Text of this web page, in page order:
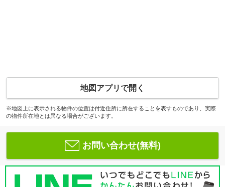
地図アプリで開く
※地図上に表示される物件の位置は付近住所に所在することを表すものであり、実際
の物件所在地とは異なる場合がございます。
お問い合わせ(無料)